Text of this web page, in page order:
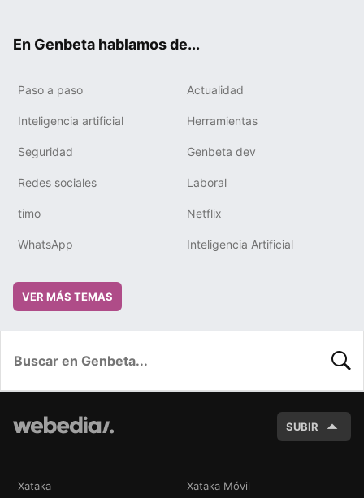
En Genbeta hablamos de...
Paso a paso Actualidad
Inteligencia artificial Herramientas
Seguridad Genbeta dev
Redes sociales Laboral
timo Netflix
WhatsApp Inteligencia Artificial
VER MÁS TEMAS
SUBIR
Xataka Xataka Móvil